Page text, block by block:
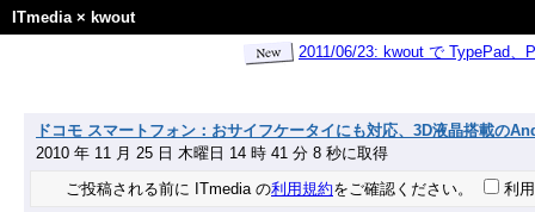
ITmedia× kwout
2011/06/23: kwout で TypePad
ドコモ スマートフォン：おサイフケータイにも対応、3D液晶搭載の
2010 年 11 月 25 日 木曜日 14 時 41 分 8 秒に取得
ご投稿される前に ITmedia の利用規約をご確認ください。 利